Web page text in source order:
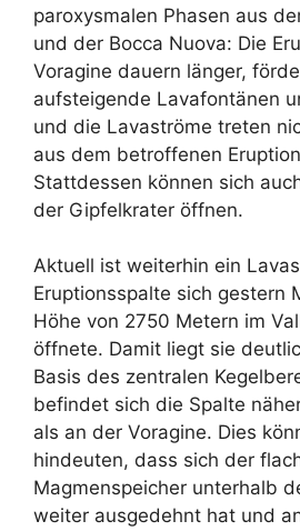
paroxysmalen Phasen aus
und der Bocca Nuova: Die
Voragine dauern länger,
aufsteigende Lavafontänen
und die Lavaströme treten
aus dem betroffenen
Stattdessen können sich
der Gipfelkrater öffnen.
Aktuell ist weiterhin ein
Eruptionsspalte sich gestern
Höhe von 2750 Metern im
öffnete. Damit liegt sie
Basis des zentralen
befindet sich die Spalte
als an der Voragine. Dies
hindeuten, dass sich der
Magmenspeicher unterhalb
weiter ausgedehnt hat und